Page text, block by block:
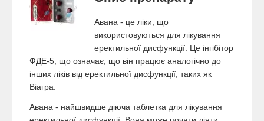
Авана - це ліки, що
використовуються для лікування
еректильної дисфункції. Це інгібітор
ФДЕ-5, що означає, що він працює аналогічно до
інших ліків від еректильної дисфункції, таких як
Віагра.
Авана - найшвидше діюча таблетка для лікування